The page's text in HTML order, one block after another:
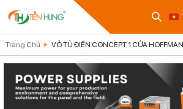
Trang Chủ VỎ TỦ ĐIỆN CONCEPT 1 CỬA